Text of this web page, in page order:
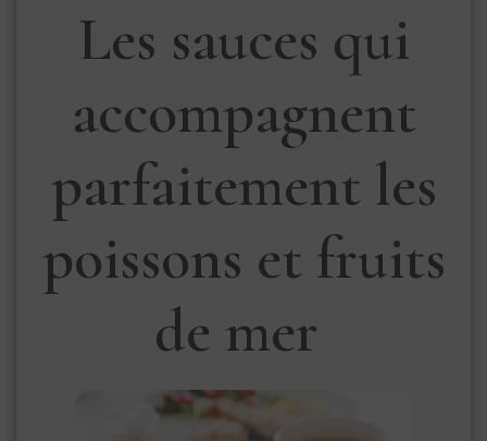
Les sauces qui
accompagnent
parfaitement les
poissons et fruits
de mer